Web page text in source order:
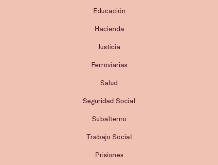
Educación
Hacienda
Justicia
Ferroviarias
Salud
Seguridad Social
Subalterno
Trabajo Social
Prisiones